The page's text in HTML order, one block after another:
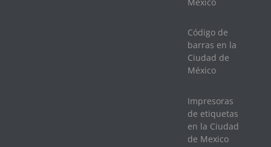
Código de
barras en la
Ciudad de
México
Impresoras
de etiquetas
en la Ciudad
de Mexico